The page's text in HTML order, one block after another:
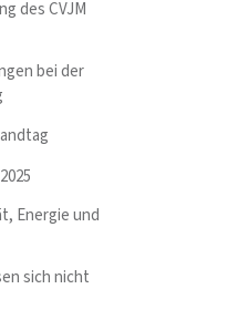
des CVJM
bei der
Energie und
sich nicht